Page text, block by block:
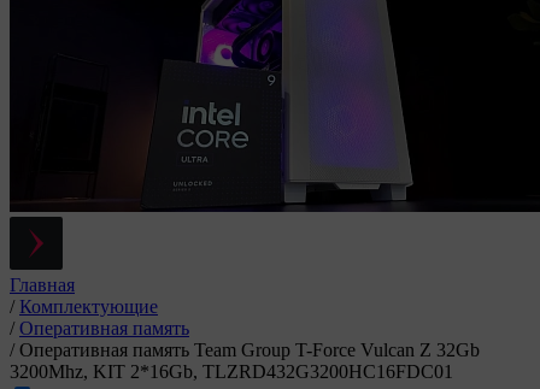
Главная
/ Комплектующие
/ Оперативная память
/ Оперативная память Team Group T-Force Vulcan Z 32Gb
3200Mhz, KIT 2*16Gb, TLZRD432G3200HC16FDC01